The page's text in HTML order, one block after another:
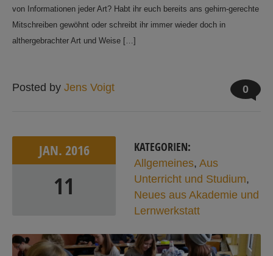
von Informationen jeder Art? Habt ihr euch bereits ans gehirn-gerechte
Mitschreiben gewöhnt oder schreibt ihr immer wieder doch in
althergebrachter Art und Weise […]
Posted by Jens Voigt 0
JAN. 2016
11
KATEGORIEN:
Allgemeines, Aus
Unterricht und Studium,
Neues aus Akademie und
Lernwerkstatt